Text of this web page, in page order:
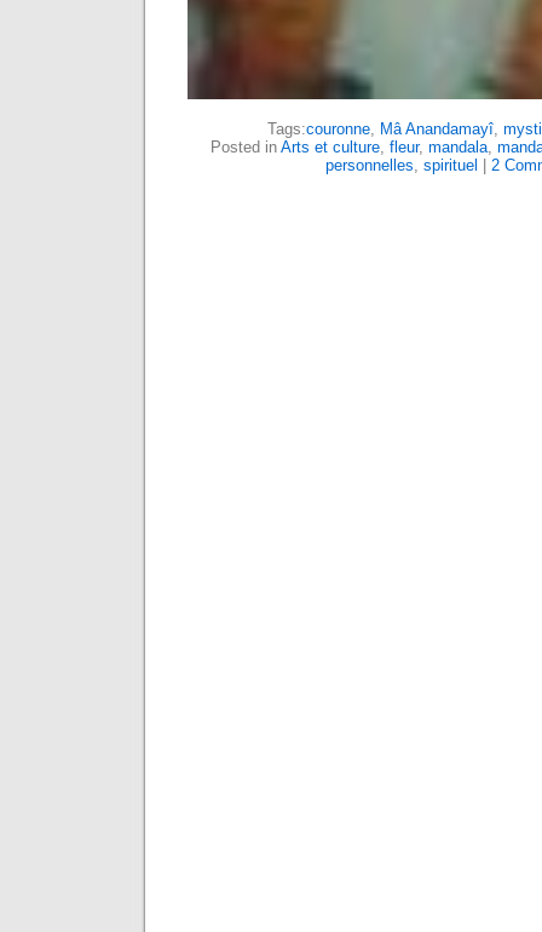
Tags:couronne, Mâ Anandamayî,
Posted in Arts et culture, fleur, mandala,
personnelles, spirituel 2